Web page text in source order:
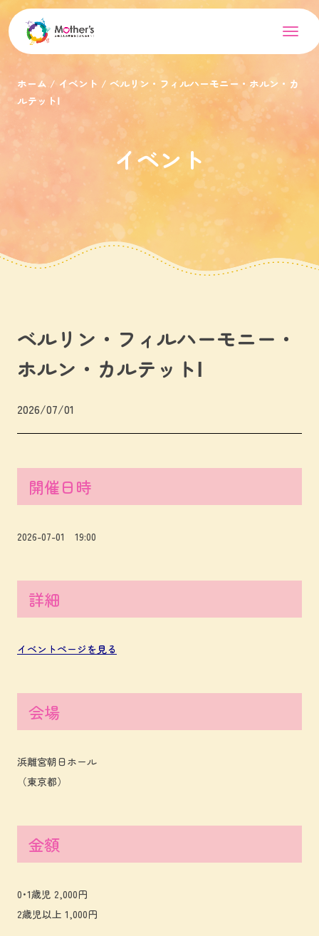
ホーム イベント
ベルリン・フィルハーモニー・ホルン・カ
ルテットⅠ
イベント
ベルリン・フィルハーモニー・
ホルン・カルテットⅠ
2026/07/01
開催日時
2026-07-01 19:00
詳細
イベントページを見る
会場
浜離宮朝日ホール
（東京都）
金額
0･1歳児 2,000円
2歳児以上 1,000円